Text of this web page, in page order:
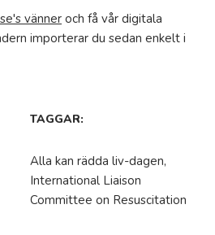
vänner och få vår digitala
importerar du sedan enkelt i
TAGGAR:
Alla kan rädda liv-dagen,
International Liaison
Committee on Resuscitation